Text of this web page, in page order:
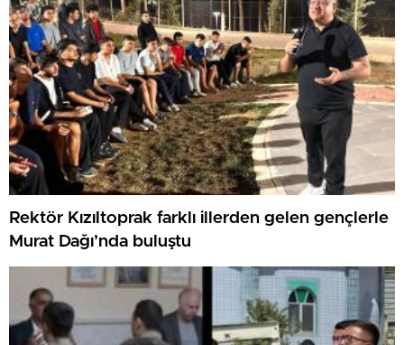
Rektör Kızıltoprak farklı illerden gelen gençlerle
Murat Dağı’nda buluştu